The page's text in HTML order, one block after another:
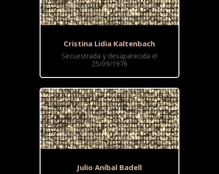
Cristina Lidia Kaltenbach
Secuestrada y desaparecida el
25/09/1976
Julio Aníbal Badell